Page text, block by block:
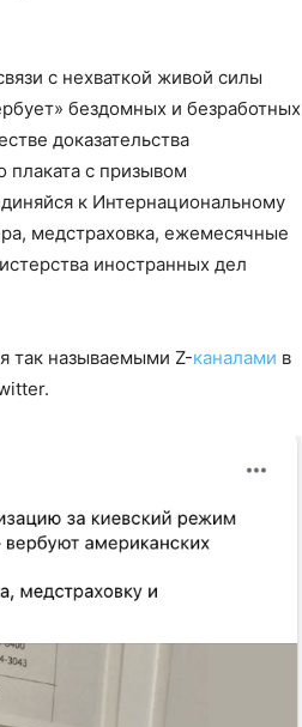
с нехваткой живой силы
бездомных и безработных
доказательства
плаката с призывом
к Интернациональному
медстраховка, ежемесячные
иностранных дел
так называемыми Z-каналами в